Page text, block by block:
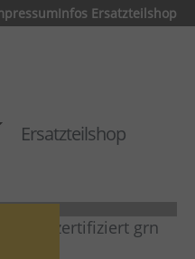
Infos Ersatzteilshop
Ersatzteilshop